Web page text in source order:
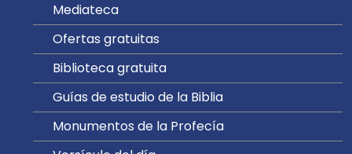
Mediateca
Ofertas gratuitas
Biblioteca gratuita
Guías de estudio de la Biblia
Monumentos de la Profecía